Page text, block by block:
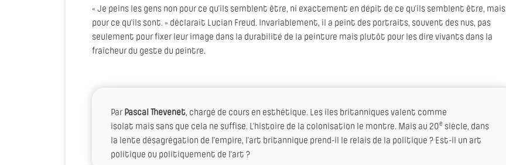
« Je peins les gens non pour ce qu'ils semblent être, ni exactement en dépit de ce qu'ils semblent être, mais
pour ce qu'ils sont. » déclarait Lucian Freud. Invariablement, il a peint des portraits, souvent des nus, pas
seulement pour fixer leur image dans la durabilité de la peinture mais plutôt pour les dire vivants dans la
fraîcheur du geste du peintre.
Par Pascal Thevenet, chargé de cours en esthétique. Les îles britanniques valent comme
isolat mais sans que cela ne suffise. L’histoire de la colonisation le montre. Mais au 20e siècle, dans
la lente désagrégation de l’empire, l’art britannique prend-il le relais de la politique ? Est-il un art
politique ou politiquement de l’art ?